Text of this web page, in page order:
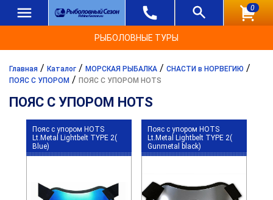
0
РЫБОЛОВНЫЕ ТУРЫ
Главная / Каталог / МОРСКАЯ РЫБАЛКА / СНАСТИ в НОРВЕГИЮ /
ПОЯС С УПОРОМ / ПОЯС С УПОРОМ HOTS
ПОЯС С УПОРОМ HOTS
Пояс с упором HOTS
Lt.Metal Lightbelt TYPE 2(
Blue)
Пояс с упором HOTS
Lt.Metal Lightbelt TYPE 2(
Gunmetal black)